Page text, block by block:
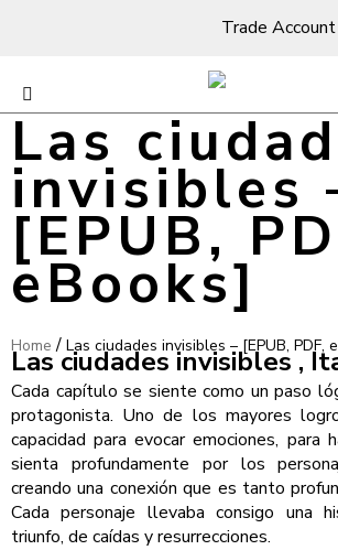
Trade
Las
invisibles
[EPUB,
eBooks]
Home / Las ciudades invisibles – [EPUB, PDF,
Las ciudades invisibles ,
Cada capítulo se siente como un paso
protagonista. Uno de los mayores
capacidad para evocar emociones, para
sienta profundamente por los
creando una conexión que es tanto
Cada personaje llevaba consigo una
triunfo, de caídas y resurrecciones.